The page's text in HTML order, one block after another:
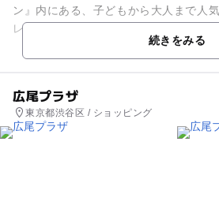
ン』内にある、子どもから大人まで人気
レーンゲームや、カードゲーム、体感
続きをみる
広尾プラザ
東京都渋谷区 / ショッピング